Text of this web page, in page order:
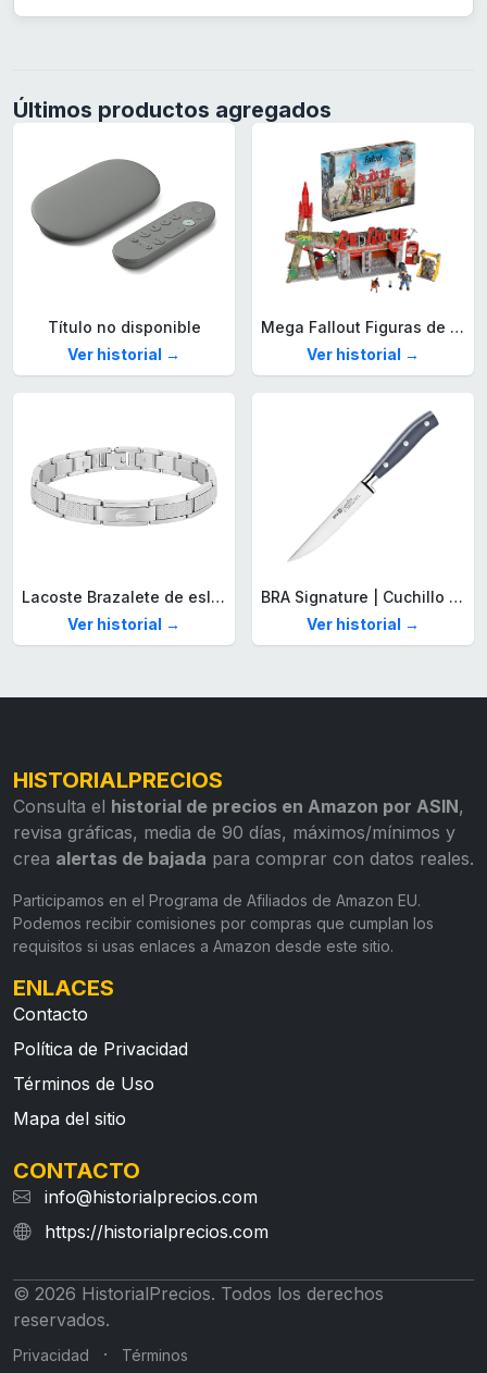
Últimos productos agregados
Título no disponible
Ver historial →
Mega Fallout Figuras de acción y Juguetes de construcción, Parada de Camiones Red Rocket con 824 Piezas, 2 Personajes articulados y Accesorios, para coleccionistas, HXT00
Ver historial →
Lacoste Brazalete de eslabón para Hombre Colección STENCIL de Acero inoxidable
Ver historial →
BRA Signature | Cuchillo tomatero 120 mm, Acero Inoxidable alemán forjado con Molibdeno Vanadio, Mango Remachado ABS, Diseño Ergonómico, Hoja 1,6 mm espesor
Ver historial →
HISTORIALPRECIOS
Consulta el historial de precios en Amazon por ASIN,
revisa gráficas, media de 90 días, máximos/mínimos y
crea alertas de bajada para comprar con datos reales.
Participamos en el Programa de Afiliados de Amazon EU.
Podemos recibir comisiones por compras que cumplan los
requisitos si usas enlaces a Amazon desde este sitio.
ENLACES
Contacto
Política de Privacidad
Términos de Uso
Mapa del sitio
CONTACTO
info@historialprecios.com
https://historialprecios.com
© 2026 HistorialPrecios. Todos los derechos
reservados.
Privacidad · Términos